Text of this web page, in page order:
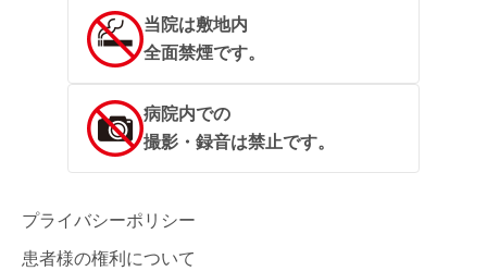
当院は敷地内
全面禁煙です。
病院内での
撮影・録音は禁止です。
プライバシーポリシー
患者様の権利について